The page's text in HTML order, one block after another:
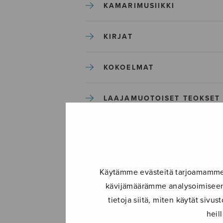
Käytämme evästeitä
kävijämäärämme
tietoja siitä, miten käytät
KAMARIMUSIIKKI
KIRJAT
KOKOELMAT
LAAJAMUOTOISET TEOKSET
MUUT